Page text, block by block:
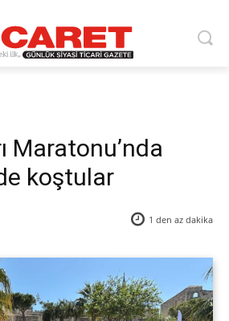
Maratonu’nda
koştular
1 den az dakika